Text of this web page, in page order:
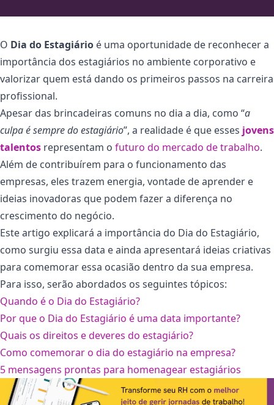
O Dia do Estagiário é uma oportunidade de reconhecer a
importância dos estagiários no ambiente corporativo e
valorizar quem está dando os primeiros passos na carreira
profissional.
Apesar das brincadeiras comuns no dia a dia, como “a
culpa é sempre do estagiário”, a realidade é que esses jovens
talentos representam o futuro do mercado de trabalho.
Além de contribuírem para o funcionamento das
empresas, eles trazem energia, vontade de aprender e
ideias inovadoras que podem fazer a diferença no
crescimento do negócio.
Este artigo explicará a importância do Dia do Estagiário,
como surgiu essa data e ainda apresentará ideias criativas
para comemorar essa ocasião dentro da sua empresa.
Para isso, serão abordados os seguintes tópicos:
Quando é o Dia do Estagiário?
Por que o Dia do Estagiário é uma data importante?
Quais os direitos e deveres do estagiário?
Como comemorar o dia do estagiário na empresa?
5 mensagens prontas para homenagear estagiários